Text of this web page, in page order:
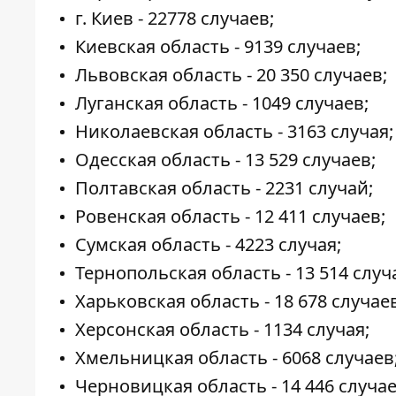
г. Киев - 22778 случаев;
Киевская область - 9139 случаев;
Львовская область - 20 350 случаев;
Луганская область - 1049 случаев;
Николаевская область - 3163 случая;
Одесская область - 13 529 случаев;
Полтавская область - 2231 случай;
Ровенская область - 12 411 случаев;
Сумская область - 4223 случая;
Тернопольская область - 13 514
Харьковская область - 18 678
Херсонская область - 1134 случая;
Хмельницкая область - 6068
Черновицкая область - 14 446